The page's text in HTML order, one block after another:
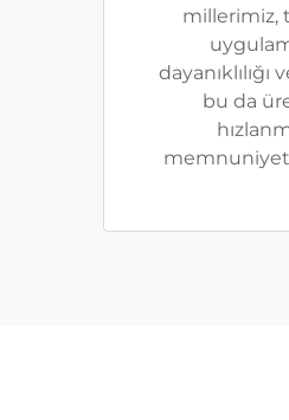
millerimiz,
dayanıklılığı
bu da